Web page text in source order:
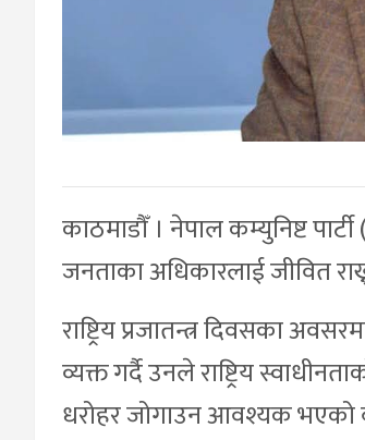
काठमाडौँ । नेपाल कम्युनिष्ट
जनताका अधिकारलाई जीवित
राष्ट्रिय प्रजातन्त्र दिवसका
व्यक्त गर्दै उनले राष्ट्रिय
धरोहर जोगाउन आवश्यक भएको